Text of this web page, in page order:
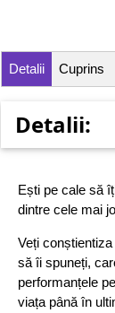
Detalii Cuprins
Detalii:
Ești pe cale să
dintre cele mai
Veți conștientiza
să îi spuneți,
performanțele
viața până în